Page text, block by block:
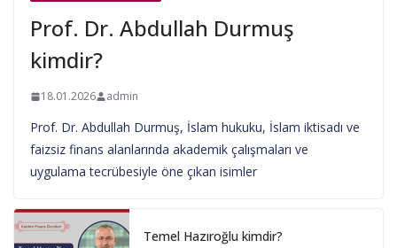
Prof. Dr. Abdullah Durmuş
kimdir?
18.01.2026 admin
Prof. Dr. Abdullah Durmuş, İslam hukuku, İslam iktisadı ve
faizsiz finans alanlarında akademik çalışmaları ve
uygulama tecrübesiyle öne çıkan isimler
Temel Hazıroğlu kimdir?